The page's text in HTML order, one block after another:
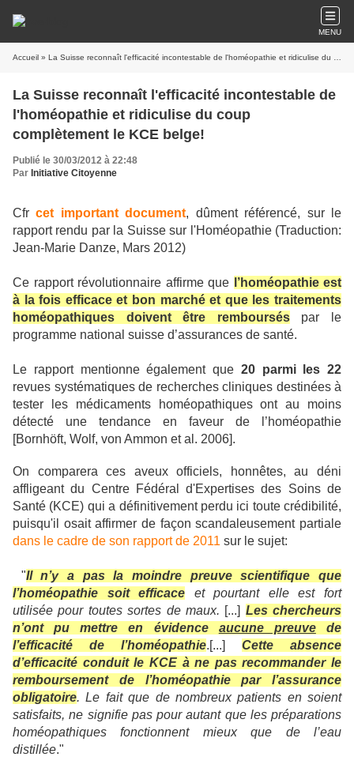
MENU
Accueil » La Suisse reconnaît l'efficacité incontestable de l'homéopathie et ridiculise du coup complètement le KCE belge!
La Suisse reconnaît l'efficacité incontestable de
l'homéopathie et ridiculise du coup
complètement le KCE belge!
Publié le 30/03/2012 à 22:48
Par Initiative Citoyenne
Cfrcet important document, dûment référencé, sur le
rapport rendu par la Suisse sur l'Homéopathie (Traduction:
Jean-Marie Danze, Mars 2012)
Ce rapport révolutionnaire affirme que
l’homéopathie est
à la fois efficace et bon marché et que les traitements
homéopathiques doivent être rembourséspar le
programme national suisse d’assurances de santé.
Le rapport mentionne également que 20 parmi les 22
revues systématiques de recherches cliniques destinées à
tester les médicaments homéopathiques ont au moins
détecté une tendance en faveur de l’homéopathie
[Bornhöft, Wolf, von Ammon et al. 2006].
On comparera ces aveux officiels, honnêtes, au déni
affligeant du Centre Fédéral d'Expertises des Soins de
Santé (KCE) qui a définitivement perdu ici toute crédibilité,
puisqu'il osait affirmer de façon scandaleusement partiale
dans le cadre de son rapport de 2011 sur le sujet:
"Il n’y a pas la moindre preuve scientifique que
l’homéopathie soit efficace et pourtant elle est fort
utilisée pour toutes sortes de maux. [...] Les chercheurs
n’ont pu mettre en évidence aucune preuvede
l’efficacité de l’homéopathie.[...] Cette absence
d’efficacité conduit le KCE à ne pas recommander le
remboursement de l’homéopathie par l’assurance
obligatoire. Le fait que de nombreux patients en soient
satisfaits, ne signifie pas pour autant que les préparations
homéopathiques fonctionnent mieux que de l’eau
distillée."